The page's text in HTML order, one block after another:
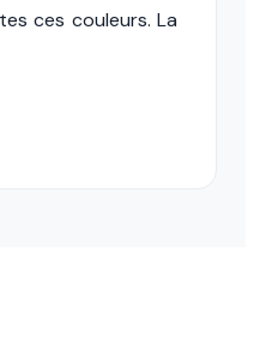
ces couleurs. La